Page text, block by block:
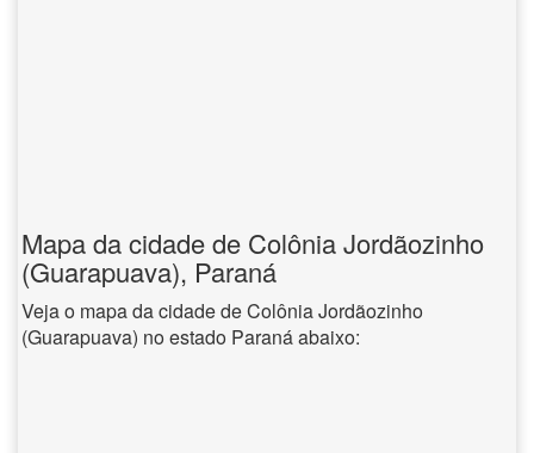
Mapa da cidade de Colônia Jordãozinho
(Guarapuava), Paraná
Veja o mapa da cidade de Colônia Jordãozinho
(Guarapuava) no estado Paraná abaixo: